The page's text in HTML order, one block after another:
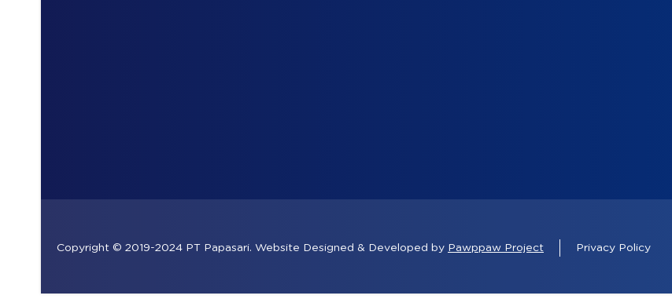
Copyright © 2019-2024 PT Papasari. Website Designed & Developed by Pawppaw Project
Privacy Policy